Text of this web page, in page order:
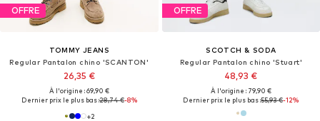
OFFRE
TOMMY JEANS
Regular Pantalon chino 'SCANTON'
26,35 €
À l'origine : 69,90 €
Dernier prix le plus bas :28,74 €-8%
+2
OFFRE
SCOTCH & SODA
Regular Pantalon chino 'Stuart'
48,93 €
À l'origine : 79,90 €
Dernier prix le plus bas :55,93 €-12%